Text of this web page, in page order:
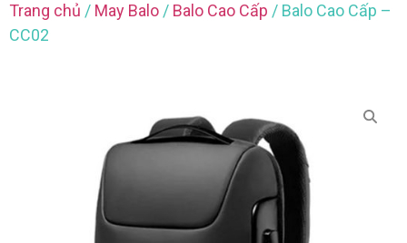
Trang chủ / May Balo / Balo Cao Cấp / Balo Cao Cấp –
CC02